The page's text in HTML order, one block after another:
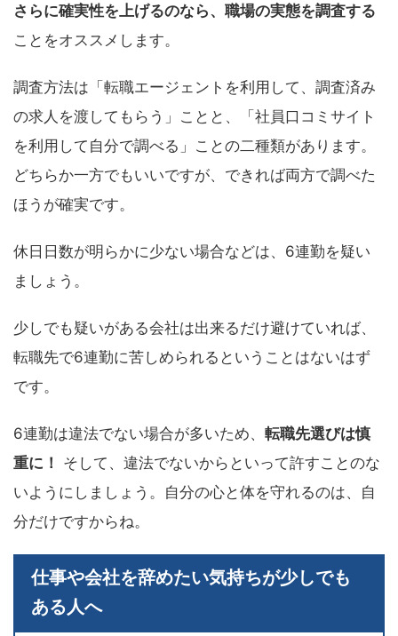
さらに確実性を上げるのなら、職場の実態を調査する
ことをオススメします。
調査方法は「転職エージェントを利用して、調査済み
の求人を渡してもらう」ことと、「社員口コミサイト
を利用して自分で調べる」ことの二種類があります。
どちらか一方でもいいですが、できれば両方で調べた
ほうが確実です。
休日日数が明らかに少ない場合などは、6連勤を疑い
ましょう。
少しでも疑いがある会社は出来るだけ避けていれば、
転職先で6連勤に苦しめられるということはないはず
です。
6連勤は違法でない場合が多いため、 転職先選びは慎
重に！
そして、違法でないからといって許すことのな
いようにしましょう。自分の心と体を守れるのは、自
分だけですからね。
仕事や会社を辞めたい気持ちが少しでも
ある人へ